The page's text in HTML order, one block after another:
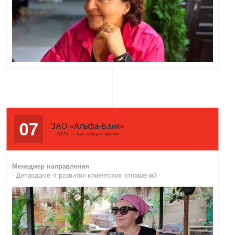
07 ЗАО «Альфа-Банк»
2026 — настоящее время
Менеджер направления
- Депардамент развития клиентских отношений -